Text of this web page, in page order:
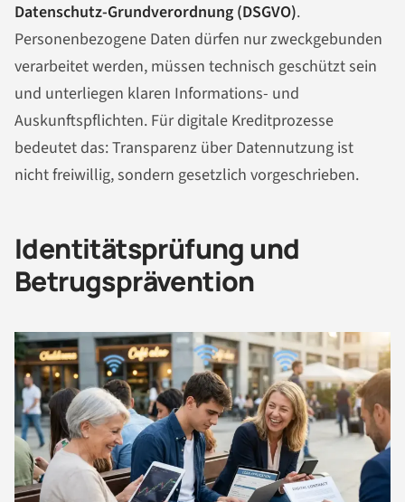
Datenschutz-Grundverordnung (DSGVO).
Personenbezogene Daten dürfen nur zweckgebunden
verarbeitet werden, müssen technisch geschützt sein
und unterliegen klaren Informations- und
Auskunftspflichten. Für digitale Kreditprozesse
bedeutet das: Transparenz über Datennutzung ist
nicht freiwillig, sondern gesetzlich vorgeschrieben.
Identitätsprüfung und
Betrugsprävention